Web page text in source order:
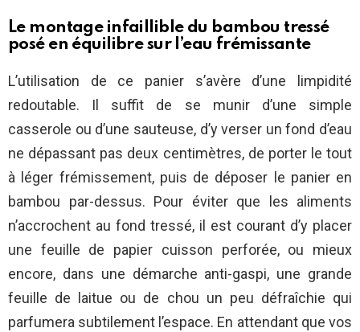
Le montage infaillible du bambou tressé
posé en équilibre sur l’eau frémissante
L’utilisation de ce panier s’avère d’une limpidité
redoutable. Il suffit de se munir d’une simple
casserole ou d’une sauteuse, d’y verser un fond d’eau
ne dépassant pas deux centimètres, de porter le tout
à léger frémissement, puis de déposer le panier en
bambou par-dessus. Pour éviter que les aliments
n’accrochent au fond tressé, il est courant d’y placer
une feuille de papier cuisson perforée, ou mieux
encore, dans une démarche anti-gaspi, une grande
feuille de laitue ou de chou un peu défraîchie qui
parfumera subtilement l’espace. En attendant que vos